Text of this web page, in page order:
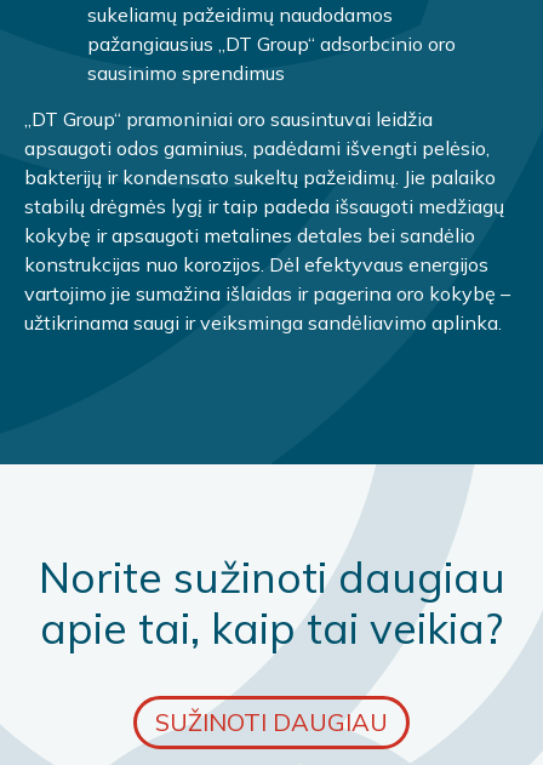
sukeliamų pažeidimų naudodamos
pažangiausius „DT Group“ adsorbcinio oro
sausinimo sprendimus
„DT Group“ pramoniniai oro sausintuvai leidžia
apsaugoti odos gaminius, padėdami išvengti pelėsio,
bakterijų ir kondensato sukeltų pažeidimų. Jie palaiko
stabilų drėgmės lygį ir taip padeda išsaugoti medžiagų
kokybę ir apsaugoti metalines detales bei sandėlio
konstrukcijas nuo korozijos. Dėl efektyvaus energijos
vartojimo jie sumažina išlaidas ir pagerina oro kokybę –
užtikrinama saugi ir veiksminga sandėliavimo aplinka.
Norite sužinoti daugiau
apie tai, kaip tai veikia?
SUŽINOTI DAUGIAU